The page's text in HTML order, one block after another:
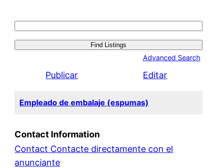
Search
for:
Advanced Search
Publicar Editar
Empleado de embalaje (espumas)
Contact Information
Contact Contacte directamente con el
anunciante